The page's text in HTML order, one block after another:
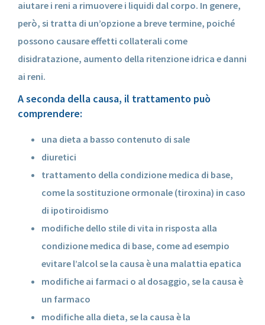
aiutare i reni a rimuovere i liquidi dal corpo. In genere,
però, si tratta di un’opzione a breve termine, poiché
possono causare effetti collaterali come
disidratazione, aumento della ritenzione idrica e danni
ai reni.
A seconda della causa, il trattamento può
comprendere:
una dieta a basso contenuto di sale
diuretici
trattamento della condizione medica di base,
come la sostituzione ormonale (tiroxina) in caso
di ipotiroidismo
modifiche dello stile di vita in risposta alla
condizione medica di base, come ad esempio
evitare l’alcol se la causa è una malattia epatica
modifiche ai farmaci o al dosaggio, se la causa è
un farmaco
modifiche alla dieta, se la causa è la